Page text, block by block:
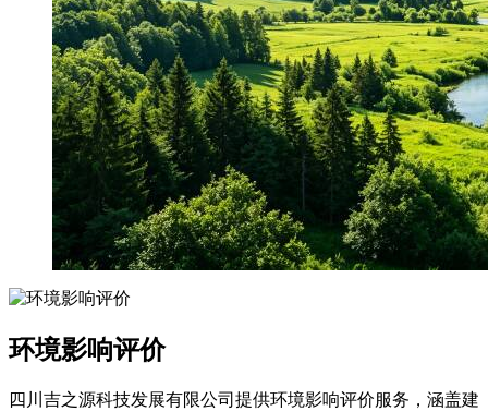
环境影响评价
四川吉之源科技发展有限公司提供环境影响评价服务，涵盖建